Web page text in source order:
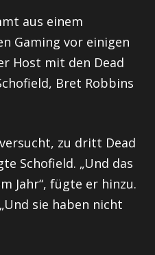
aus einem
Gaming vor einigen
Host mit den Dead
Bret Robbins
zu dritt Dead
Schofield. „Und das
Jahr“, fügte er hinzu.
sie haben nicht